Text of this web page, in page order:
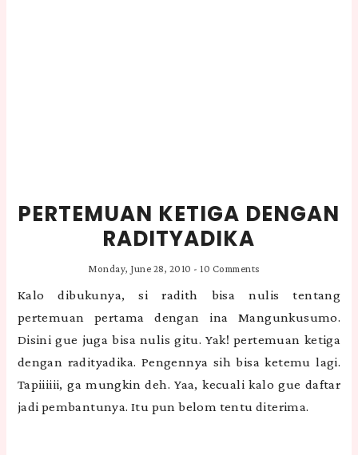
PERTEMUAN KETIGA DENGAN
RADITYADIKA
Monday, June 28, 2010 - 10 Comments
Kalo dibukunya, si radith bisa nulis tentang
pertemuan pertama dengan ina Mangunkusumo.
Disini gue juga bisa nulis gitu. Yak! pertemuan ketiga
dengan radityadika. Pengennya sih bisa ketemu lagi.
Tapiiiiii, ga mungkin deh. Yaa, kecuali kalo gue daftar
jadi pembantunya. Itu pun belom tentu diterima.